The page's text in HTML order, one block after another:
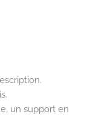
un support en